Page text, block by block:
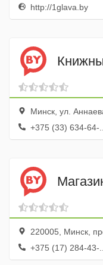
http://1glava.by
Минск, ул.
+375 (33) 634-64-...
220005, Минск,
+375 (17) 284-43-...